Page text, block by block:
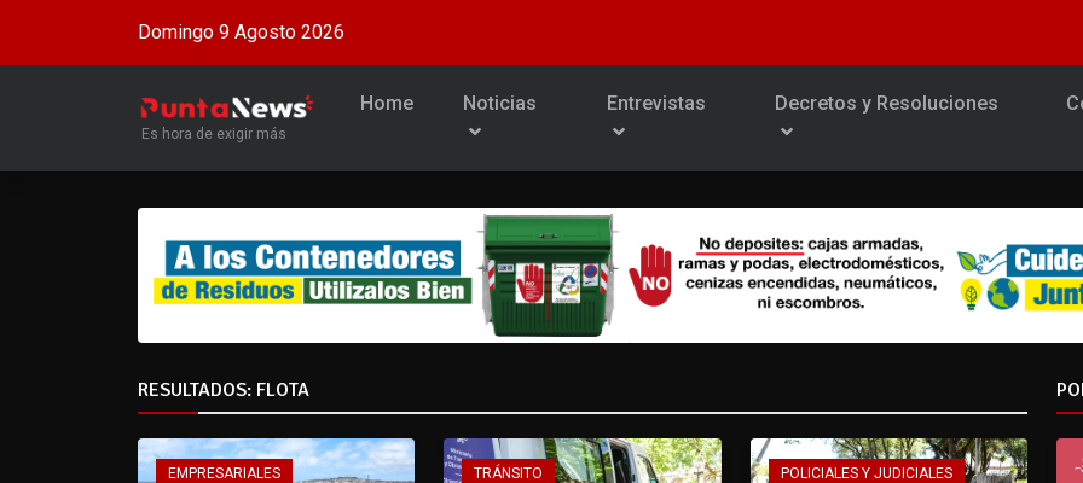
Domingo 9 Agosto 2026
Es hora de exigir más
Home Noticias Entrevistas Decretos y Resoluciones
RESULTADOS: FLOTA
EMPRESARIALES TRÁNSITO POLICIALES Y JUDICIALES